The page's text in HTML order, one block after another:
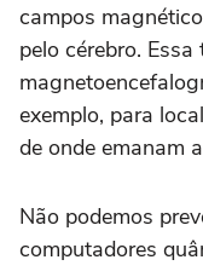
campos
pelo cérebro.
exemplo, para
de onde emanam
Não podemos
computadores